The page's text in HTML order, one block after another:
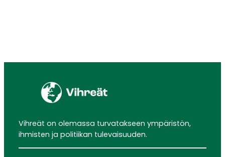
Vihreät on olemassa turvatakseen ympäristön,
ihmisten ja politiikan tulevaisuuden.